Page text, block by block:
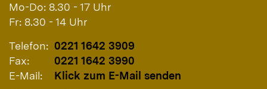
Mo-Do: 8.30 - 17 Uhr
Fr: 8.30 - 14 Uhr
Telefon: 0221 1642 3909
Fax:
0221 1642 3990
E-Mail:
Klick zum E-Mail senden